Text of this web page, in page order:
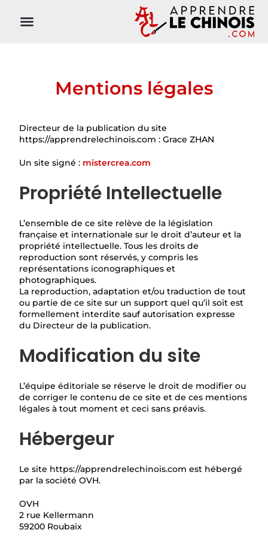
Mentions légales
Directeur de la publication du site
https://apprendrelechinois.com : Grace ZHAN
Un site signé : mistercrea.com
Propriété Intellectuelle
L’ensemble de ce site relève de la législation
française et internationale sur le droit d’auteur et la
propriété intellectuelle. Tous les droits de
reproduction sont réservés, y compris les
représentations iconographiques et
photographiques.
La reproduction, adaptation et/ou traduction de tout
ou partie de ce site sur un support quel qu’il soit est
formellement interdite sauf autorisation expresse
du Directeur de la publication.
Modification du site
L’équipe éditoriale se réserve le droit de modifier ou
de corriger le contenu de ce site et de ces mentions
légales à tout moment et ceci sans préavis.
Hébergeur
Le site https://apprendrelechinois.com est hébergé
par la société OVH.
OVH
2 rue Kellermann
59200 Roubaix